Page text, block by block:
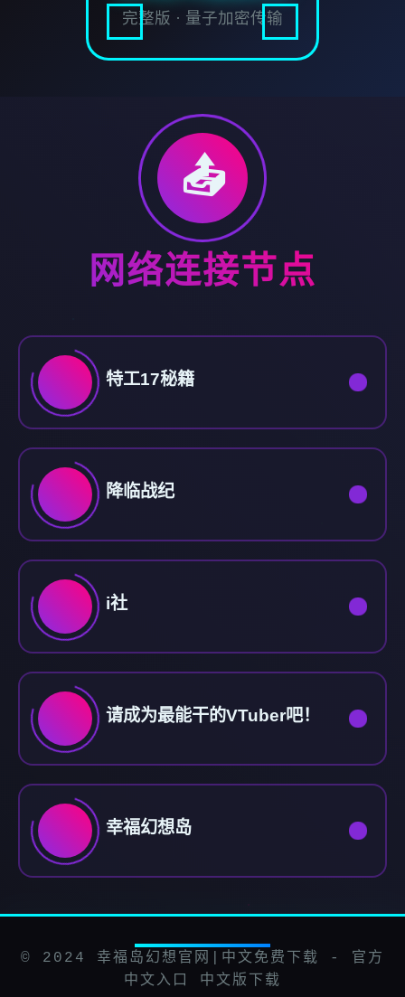
完整版 · 量子加密传输
📤
网络连接节点
特工17秘籍
降临战纪
i社
请成为最能干的VTuber吧！
幸福幻想岛
© 2024 幸福岛幻想官网|中文免费下载 - 官方
中文入口 中文版下载